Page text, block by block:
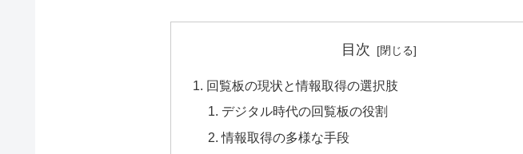
目次
回覧板の現状と情報取得の選択肢
デジタル時代の回覧板の役割
情報取得の多様な手段